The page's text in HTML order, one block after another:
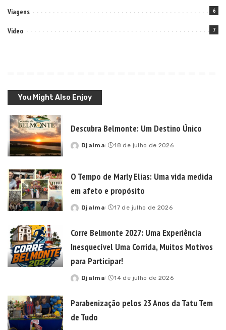
Viagens 6
Video 7
You Might Also Enjoy
Descubra Belmonte: Um Destino Único
Posted
Djalma 18 de julho de 2026
O Tempo de Marly Elias: Uma vida medida
em afeto e propósito
Posted
Djalma 17 de julho de 2026
Corre Belmonte 2027: Uma Experiência
Inesquecível Uma Corrida, Muitos Motivos
para Participar!
Posted
Djalma 14 de julho de 2026
Parabenização pelos 23 Anos da Tatu Tem
de Tudo